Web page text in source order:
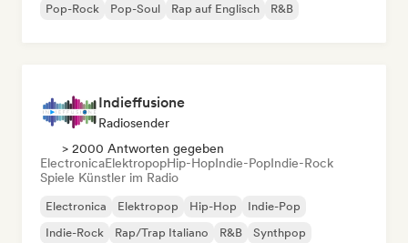
Pop-Rock
Pop-Soul Rap auf Englisch R&B
Indieffusione
Radiosender
> 2000 Antworten gegeben
ElectronicaElektropopHip-HopIndie-PopIndie-Rock
Spiele Künstler im Radio
Electronica Elektropop Hip-Hop
Indie-Pop
Indie-Rock
Rap/Trap Italiano R&B Synthpop